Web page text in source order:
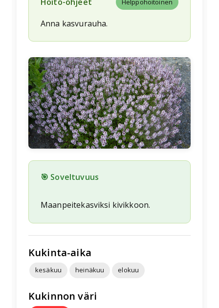
Anna kasvurauha.
🌱
🎯 Soveltuvuus
Maanpeitekasviksi kivikkoon.
Kukinta-aika
kesäkuu heinäkuu elokuu
Kukinnon väri